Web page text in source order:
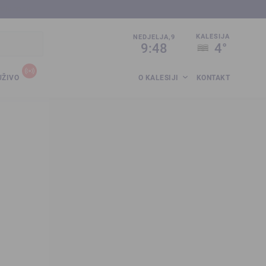
NEDJELJA,9
9:48
KALESIJA
4°
O KALESIJI KONTAKT